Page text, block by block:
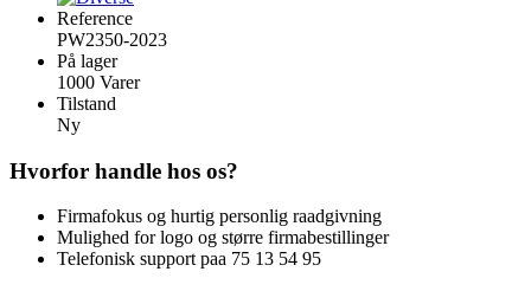
Reference
PW2350-2023
På lager
1000 Varer
Tilstand
Ny
Hvorfor handle hos os?
Firmafokus og hurtig personlig raadgivning
Mulighed for logo og større firmabestillinger
Telefonisk support paa 75 13 54 95